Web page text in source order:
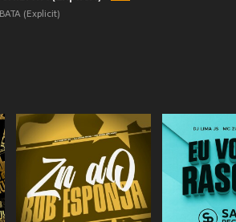
(Explicit)